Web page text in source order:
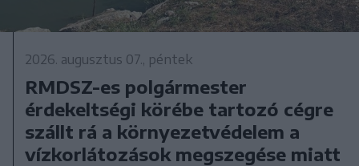
2026. augusztus 07., péntek
RMDSZ-es polgármester
érdekeltségi körébe tartozó cégre
szállt rá a környezetvédelem a
vízkorlátozások megszegése miatt